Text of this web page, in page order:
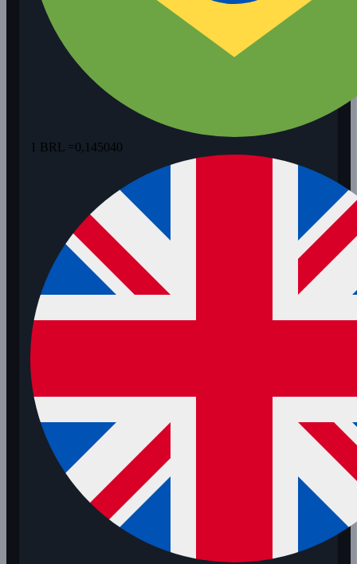
1 BRL =0,145040